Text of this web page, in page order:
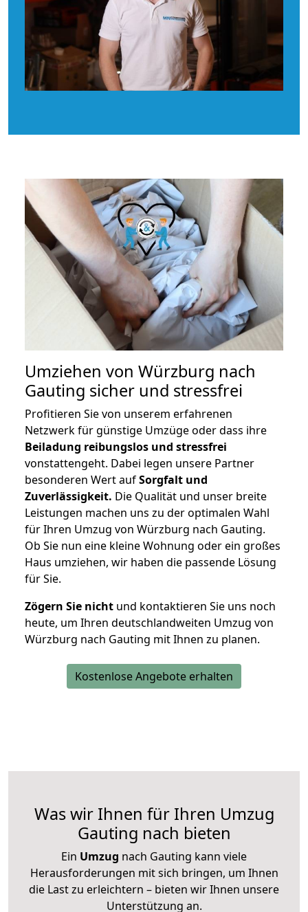
Umziehen von Würzburg nach
Gauting sicher und stressfrei
Profitieren Sie von unserem erfahrenen
Netzwerk für günstige Umzüge oder dass ihre
Beiladung reibungslos und stressfrei
vonstattengeht. Dabei legen unsere Partner
besonderen Wert aufSorgfalt und
Zuverlässigkeit. Die Qualität und unser breite
Leistungen machen uns zu der optimalen Wahl
für Ihren Umzug von Würzburg nach Gauting.
Ob Sie nun eine kleine Wohnung oder ein großes
Haus umziehen, wir haben die passende Lösung
für Sie.
Zögern Sie nicht und kontaktieren Sie uns noch
heute, um Ihren deutschlandweiten Umzug von
Würzburg nach Gauting mit Ihnen zu planen.
Kostenlose Angebote erhalten
Was wir Ihnen für Ihren Umzug
Gauting nach bieten
Ein Umzug nach Gauting kann viele
Herausforderungen mit sich bringen, um Ihnen
die Last zu erleichtern – bieten wir Ihnen unsere
Unterstützung an.